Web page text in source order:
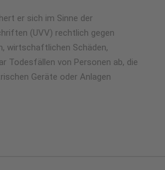
er sich im Sinne der
(UVV) rechtlich gegen
wirtschaftlichen Schäden,
Todesfällen von Personen ab, die
Geräte oder Anlagen